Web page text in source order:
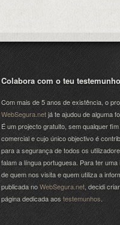
Colabora com o teu testemunho
Com mais de 5 anos de existência, o
WebSegura.netjá te ajudou de alguma
É um projecto gratuito, sem qualquer fim
comercial e cujo único objectivo é
para a segurança de todos os
falam a língua portuguesa. Para ter uma
de quem nos visita e quem utiliza a
publicada noWebSegura.net , decidi
página dedicada aos testemunhos